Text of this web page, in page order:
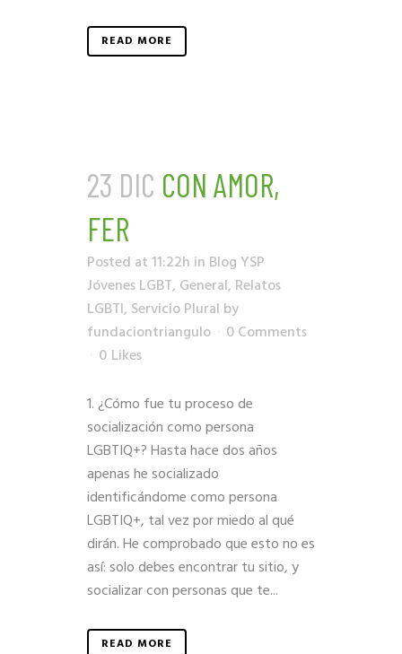
READ MORE
23 DIC CON AMOR,
FER
Posted at 11:22h in Blog YSP
Jóvenes LGBT, General, Relatos
LGBTI, Servicio Plural by
fundaciontriangulo
0 Comments
0 Likes
1. ¿Cómo fue tu proceso de
socialización como persona
LGBTIQ+? Hasta hace dos años
apenas he socializado
identificándome como persona
LGBTIQ+, tal vez por miedo al qué
dirán. He comprobado que esto no es
así: solo debes encontrar tu sitio, y
socializar con personas que te...
READ MORE